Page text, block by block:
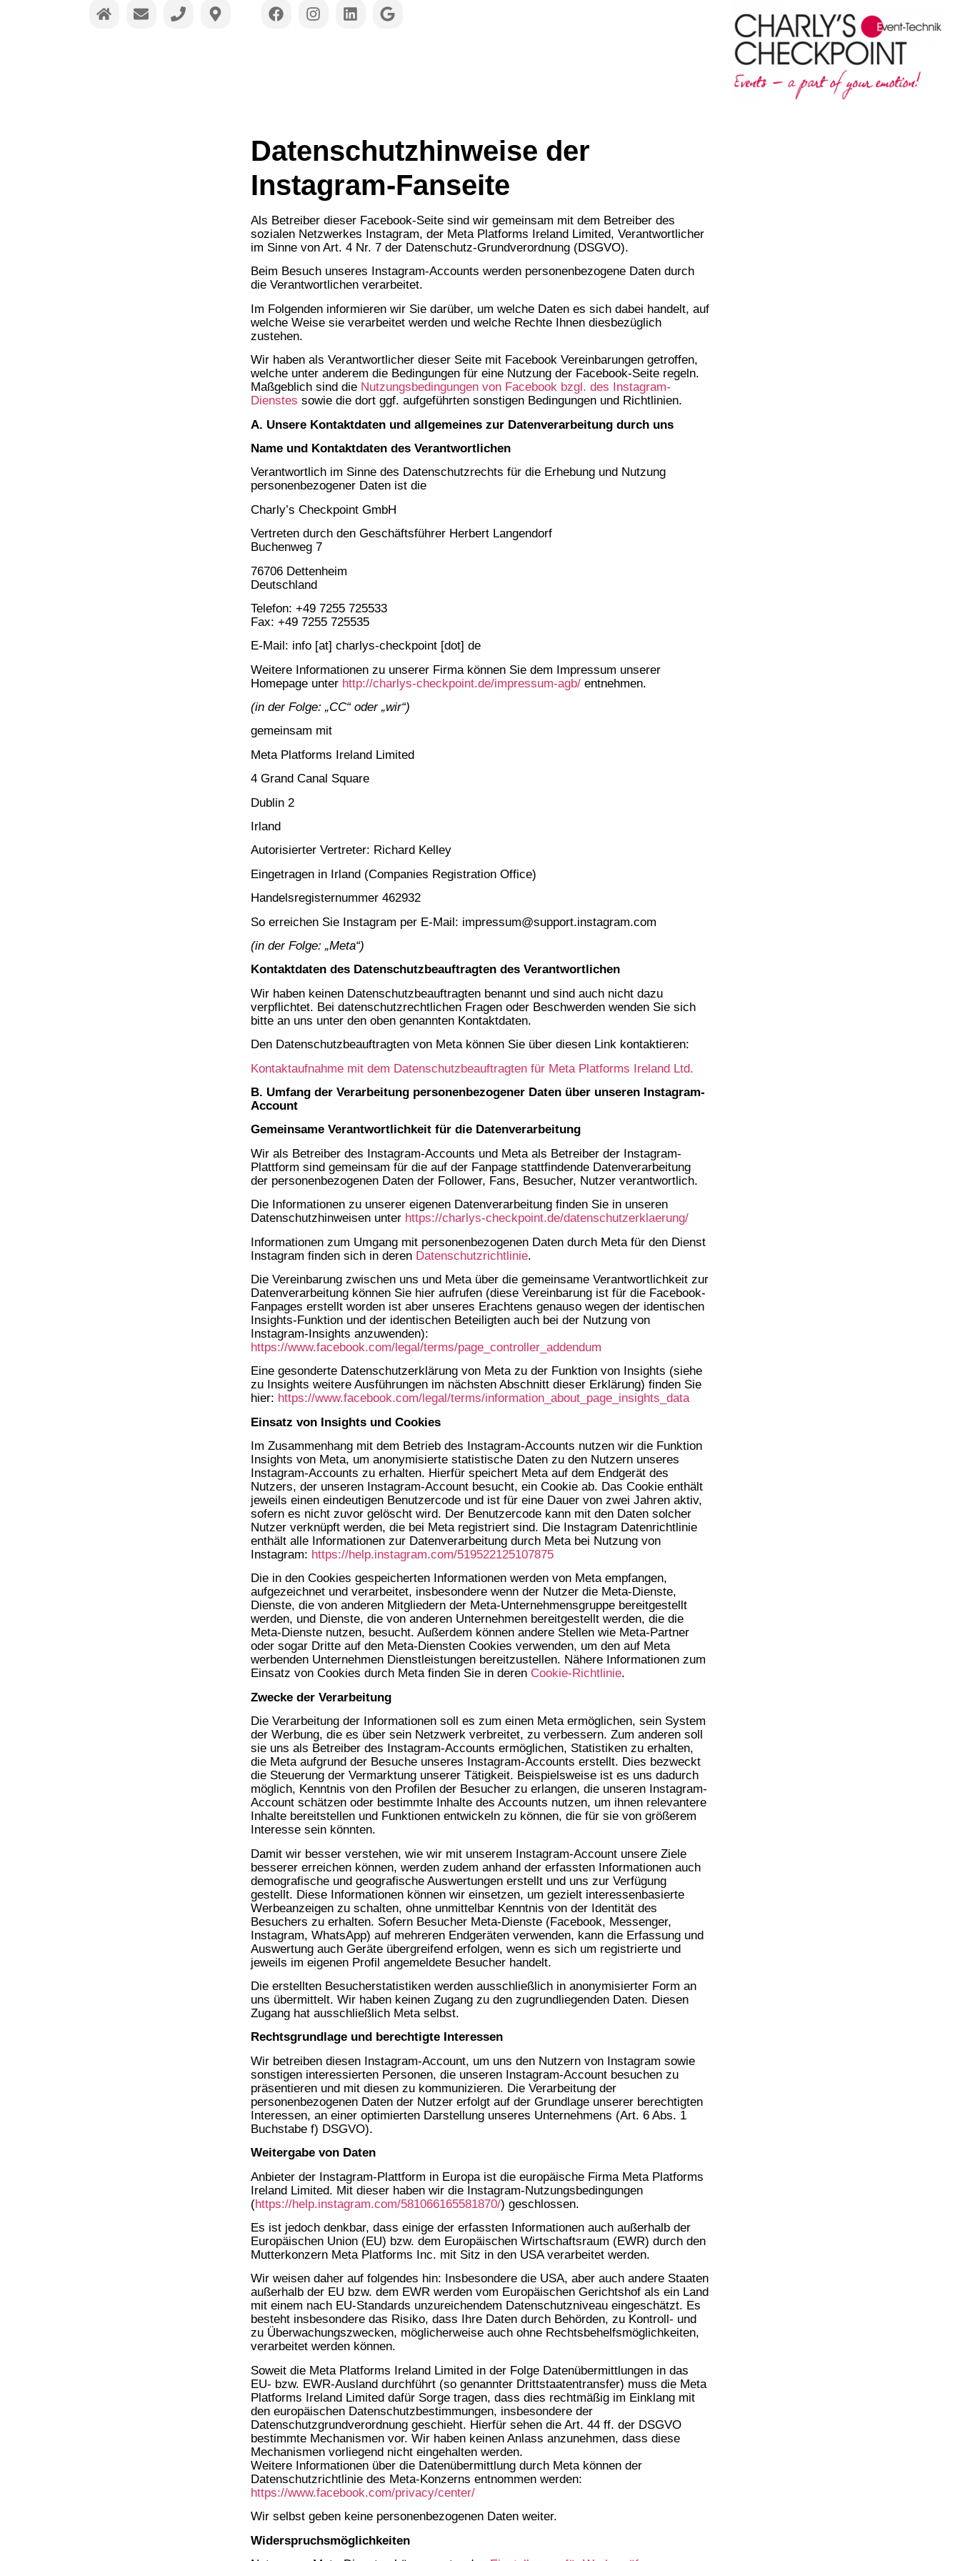
Datenschutzhinweise der Instagram-Fanseite
Datenschutzhinweise der
Instagram-Fanseite
Als Betreiber dieser Facebook-Seite sind wir gemeinsam mit dem Betreiber des
sozialen Netzwerkes Instagram, der Meta Platforms Ireland Limited, Verantwortlicher
im Sinne von Art. 4 Nr. 7 der Datenschutz-Grundverordnung (DSGVO).
Beim Besuch unseres Instagram-Accounts werden personenbezogene Daten durch
die Verantwortlichen verarbeitet.
Im Folgenden informieren wir Sie darüber, um welche Daten es sich dabei handelt, auf
welche Weise sie verarbeitet werden und welche Rechte Ihnen diesbezüglich
zustehen.
Wir haben als Verantwortlicher dieser Seite mit Facebook Vereinbarungen getroffen,
welche unter anderem die Bedingungen für eine Nutzung der Facebook-Seite regeln.
Maßgeblich sind die Nutzungsbedingungen von Facebook bzgl. des Instagram-
Dienstes sowie die dort ggf. aufgeführten sonstigen Bedingungen und Richtlinien.
A. Unsere Kontaktdaten und allgemeines zur Datenverarbeitung durch uns
Name und Kontaktdaten des Verantwortlichen
Verantwortlich im Sinne des Datenschutzrechts für die Erhebung und Nutzung
personenbezogener Daten ist die
Charly’s Checkpoint GmbH
Vertreten durch den Geschäftsführer Herbert Langendorf
Buchenweg 7
76706 Dettenheim
Deutschland
Telefon: +49 7255 725533
Fax: +49 7255 725535
E-Mail: info [at] charlys-checkpoint [dot] de
Weitere Informationen zu unserer Firma können Sie dem Impressum unserer
Homepage unter http://charlys-checkpoint.de/impressum-agb/ entnehmen.
(in der Folge: „CC“ oder „wir“)
gemeinsam mit
Meta Platforms Ireland Limited
4 Grand Canal Square
Dublin 2
Irland
Autorisierter Vertreter: Richard Kelley
Eingetragen in Irland (Companies Registration Office)
Handelsregisternummer 462932
So erreichen Sie Instagram per E-Mail: impressum@support.instagram.com
(in der Folge: „Meta“)
Kontaktdaten des Datenschutzbeauftragten des Verantwortlichen
Wir haben keinen Datenschutzbeauftragten benannt und sind auch nicht dazu
verpflichtet. Bei datenschutzrechtlichen Fragen oder Beschwerden wenden Sie sich
bitte an uns unter den oben genannten Kontaktdaten.
Den Datenschutzbeauftragten von Meta können Sie über diesen Link kontaktieren:
Kontaktaufnahme mit dem Datenschutzbeauftragten für Meta Platforms Ireland Ltd.
B. Umfang der Verarbeitung personenbezogener Daten über unseren Instagram-
Account
Gemeinsame Verantwortlichkeit für die Datenverarbeitung
Wir als Betreiber des Instagram-Accounts und Meta als Betreiber der Instagram-
Plattform sind gemeinsam für die auf der Fanpage stattfindende Datenverarbeitung
der personenbezogenen Daten der Follower, Fans, Besucher, Nutzer verantwortlich.
Die Informationen zu unserer eigenen Datenverarbeitung finden Sie in unseren
Datenschutzhinweisen unter https://charlys-checkpoint.de/datenschutzerklaerung/
Informationen zum Umgang mit personenbezogenen Daten durch Meta für den Dienst
Instagram finden sich in deren Datenschutzrichtlinie.
Die Vereinbarung zwischen uns und Meta über die gemeinsame Verantwortlichkeit zur
Datenverarbeitung können Sie hier aufrufen (diese Vereinbarung ist für die Facebook-
Fanpages erstellt worden ist aber unseres Erachtens genauso wegen der identischen
Insights-Funktion und der identischen Beteiligten auch bei der Nutzung von
Instagram-Insights anzuwenden):
https://www.facebook.com/legal/terms/page_controller_addendum
Eine gesonderte Datenschutzerklärung von Meta zu der Funktion von Insights (siehe
zu Insights weitere Ausführungen im nächsten Abschnitt dieser Erklärung) finden Sie
hier: https://www.facebook.com/legal/terms/information_about_page_insights_data
Einsatz von Insights und Cookies
Im Zusammenhang mit dem Betrieb des Instagram-Accounts nutzen wir die Funktion
Insights von Meta, um anonymisierte statistische Daten zu den Nutzern unseres
Instagram-Accounts zu erhalten. Hierfür speichert Meta auf dem Endgerät des
Nutzers, der unseren Instagram-Account besucht, ein Cookie ab. Das Cookie enthält
jeweils einen eindeutigen Benutzercode und ist für eine Dauer von zwei Jahren aktiv,
sofern es nicht zuvor gelöscht wird. Der Benutzercode kann mit den Daten solcher
Nutzer verknüpft werden, die bei Meta registriert sind. Die Instagram Datenrichtlinie
enthält alle Informationen zur Datenverarbeitung durch Meta bei Nutzung von
Instagram: https://help.instagram.com/519522125107875
Die in den Cookies gespeicherten Informationen werden von Meta empfangen,
aufgezeichnet und verarbeitet, insbesondere wenn der Nutzer die Meta-Dienste,
Dienste, die von anderen Mitgliedern der Meta-Unternehmensgruppe bereitgestellt
werden, und Dienste, die von anderen Unternehmen bereitgestellt werden, die die
Meta-Dienste nutzen, besucht. Außerdem können andere Stellen wie Meta-Partner
oder sogar Dritte auf den Meta-Diensten Cookies verwenden, um den auf Meta
werbenden Unternehmen Dienstleistungen bereitzustellen. Nähere Informationen zum
Einsatz von Cookies durch Meta finden Sie in deren Cookie-Richtlinie.
Zwecke der Verarbeitung
Die Verarbeitung der Informationen soll es zum einen Meta ermöglichen, sein System
der Werbung, die es über sein Netzwerk verbreitet, zu verbessern. Zum anderen soll
sie uns als Betreiber des Instagram-Accounts ermöglichen, Statistiken zu erhalten,
die Meta aufgrund der Besuche unseres Instagram-Accounts erstellt. Dies bezweckt
die Steuerung der Vermarktung unserer Tätigkeit. Beispielsweise ist es uns dadurch
möglich, Kenntnis von den Profilen der Besucher zu erlangen, die unseren Instagram-
Account schätzen oder bestimmte Inhalte des Accounts nutzen, um ihnen relevantere
Inhalte bereitstellen und Funktionen entwickeln zu können, die für sie von größerem
Interesse sein könnten.
Damit wir besser verstehen, wie wir mit unserem Instagram-Account unsere Ziele
besserer erreichen können, werden zudem anhand der erfassten Informationen auch
demografische und geografische Auswertungen erstellt und uns zur Verfügung
gestellt. Diese Informationen können wir einsetzen, um gezielt interessenbasierte
Werbeanzeigen zu schalten, ohne unmittelbar Kenntnis von der Identität des
Besuchers zu erhalten. Sofern Besucher Meta-Dienste (Facebook, Messenger,
Instagram, WhatsApp) auf mehreren Endgeräten verwenden, kann die Erfassung und
Auswertung auch Geräte übergreifend erfolgen, wenn es sich um registrierte und
jeweils im eigenen Profil angemeldete Besucher handelt.
Die erstellten Besucherstatistiken werden ausschließlich in anonymisierter Form an
uns übermittelt. Wir haben keinen Zugang zu den zugrundliegenden Daten. Diesen
Zugang hat ausschließlich Meta selbst.
Rechtsgrundlage und berechtigte Interessen
Wir betreiben diesen Instagram-Account, um uns den Nutzern von Instagram sowie
sonstigen interessierten Personen, die unseren Instagram-Account besuchen zu
präsentieren und mit diesen zu kommunizieren. Die Verarbeitung der
personenbezogenen Daten der Nutzer erfolgt auf der Grundlage unserer berechtigten
Interessen, an einer optimierten Darstellung unseres Unternehmens (Art. 6 Abs. 1
Buchstabe f) DSGVO).
Weitergabe von Daten
Anbieter der Instagram-Plattform in Europa ist die europäische Firma Meta Platforms
Ireland Limited. Mit dieser haben wir die Instagram-Nutzungsbedingungen
(https://help.instagram.com/581066165581870/) geschlossen.
Es ist jedoch denkbar, dass einige der erfassten Informationen auch außerhalb der
Europäischen Union (EU) bzw. dem Europäischen Wirtschaftsraum (EWR) durch den
Mutterkonzern Meta Platforms Inc. mit Sitz in den USA verarbeitet werden.
Wir weisen daher auf folgendes hin: Insbesondere die USA, aber auch andere Staaten
außerhalb der EU bzw. dem EWR werden vom Europäischen Gerichtshof als ein Land
mit einem nach EU-Standards unzureichendem Datenschutzniveau eingeschätzt. Es
besteht insbesondere das Risiko, dass Ihre Daten durch Behörden, zu Kontroll- und
zu Überwachungszwecken, möglicherweise auch ohne Rechtsbehelfsmöglichkeiten,
verarbeitet werden können.
Soweit die Meta Platforms Ireland Limited in der Folge Datenübermittlungen in das
EU- bzw. EWR-Ausland durchführt (so genannter Drittstaatentransfer) muss die Meta
Platforms Ireland Limited dafür Sorge tragen, dass dies rechtmäßig im Einklang mit
den europäischen Datenschutzbestimmungen, insbesondere der
Datenschutzgrundverordnung geschieht. Hierfür sehen die Art. 44 ff. der DSGVO
bestimmte Mechanismen vor. Wir haben keinen Anlass anzunehmen, dass diese
Mechanismen vorliegend nicht eingehalten werden.
Weitere Informationen über die Datenübermittlung durch Meta können der
Datenschutzrichtlinie des Meta-Konzerns entnommen werden:
https://www.facebook.com/privacy/center/
Wir selbst geben keine personenbezogenen Daten weiter.
Widerspruchsmöglichkeiten